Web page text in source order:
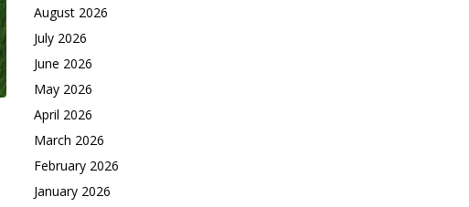
August 2026
July 2026
June 2026
May 2026
April 2026
March 2026
February 2026
January 2026